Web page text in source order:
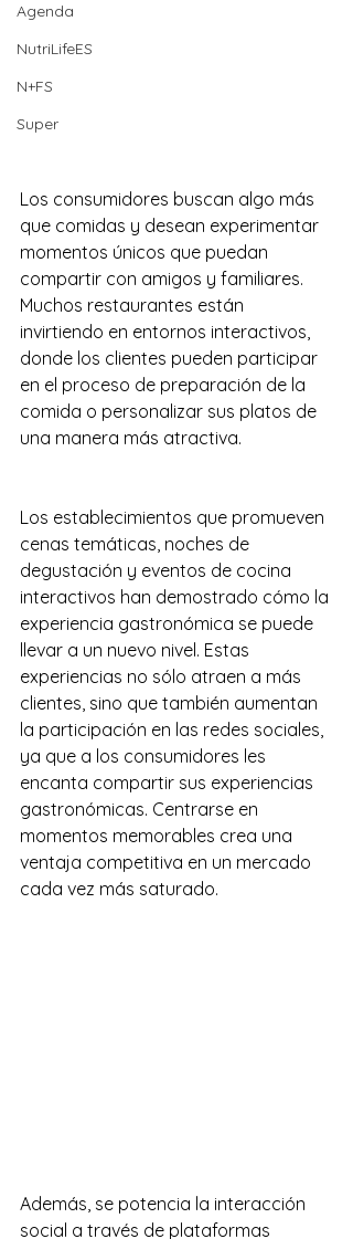
Agenda
NutriLifeES
N+FS
Super
Los consumidores buscan algo más
que comidas y desean experimentar
momentos únicos que puedan
compartir con amigos y familiares.
Muchos restaurantes están
invirtiendo en entornos interactivos,
donde los clientes pueden participar
en el proceso de preparación de la
comida o personalizar sus platos de
una manera más atractiva.
Los establecimientos que promueven
cenas temáticas, noches de
degustación y eventos de cocina
interactivos han demostrado cómo la
experiencia gastronómica se puede
llevar a un nuevo nivel. Estas
experiencias no sólo atraen a más
clientes, sino que también aumentan
la participación en las redes sociales,
ya que a los consumidores les
encanta compartir sus experiencias
gastronómicas. Centrarse en
momentos memorables crea una
ventaja competitiva en un mercado
cada vez más saturado.
Además, se potencia la interacción
social a través de plataformas